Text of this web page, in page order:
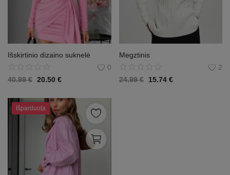
Išskirtinio dizaino suknelė
0
40.99€ 20.50 €
Megztinis
2
24.99€ 15.74 €
Išparduota